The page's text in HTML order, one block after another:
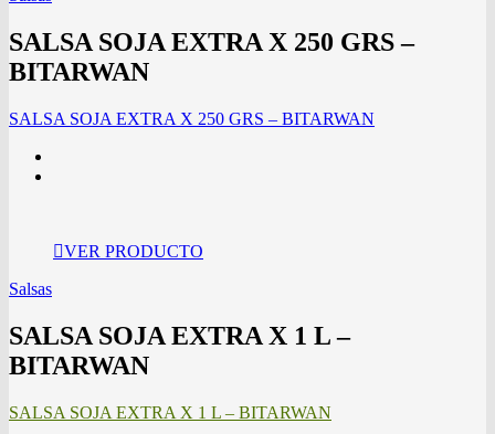
SALSA SOJA EXTRA X 250 GRS –
BITARWAN
SALSA SOJA EXTRA X 250 GRS – BITARWAN
VER PRODUCTO
Salsas
SALSA SOJA EXTRA X 1 L –
BITARWAN
SALSA SOJA EXTRA X 1 L – BITARWAN